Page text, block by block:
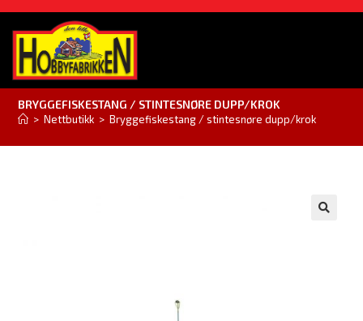
BRYGGEFISKESTANG / STINTESNØRE DUPP/KROK
> Nettbutikk > Bryggefiskestang / stintesnøre dupp/krok